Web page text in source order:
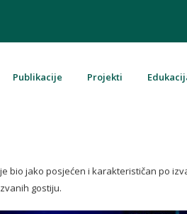
Publikacije Projekti
bio jako posjećen i karakterističan po
gostiju.